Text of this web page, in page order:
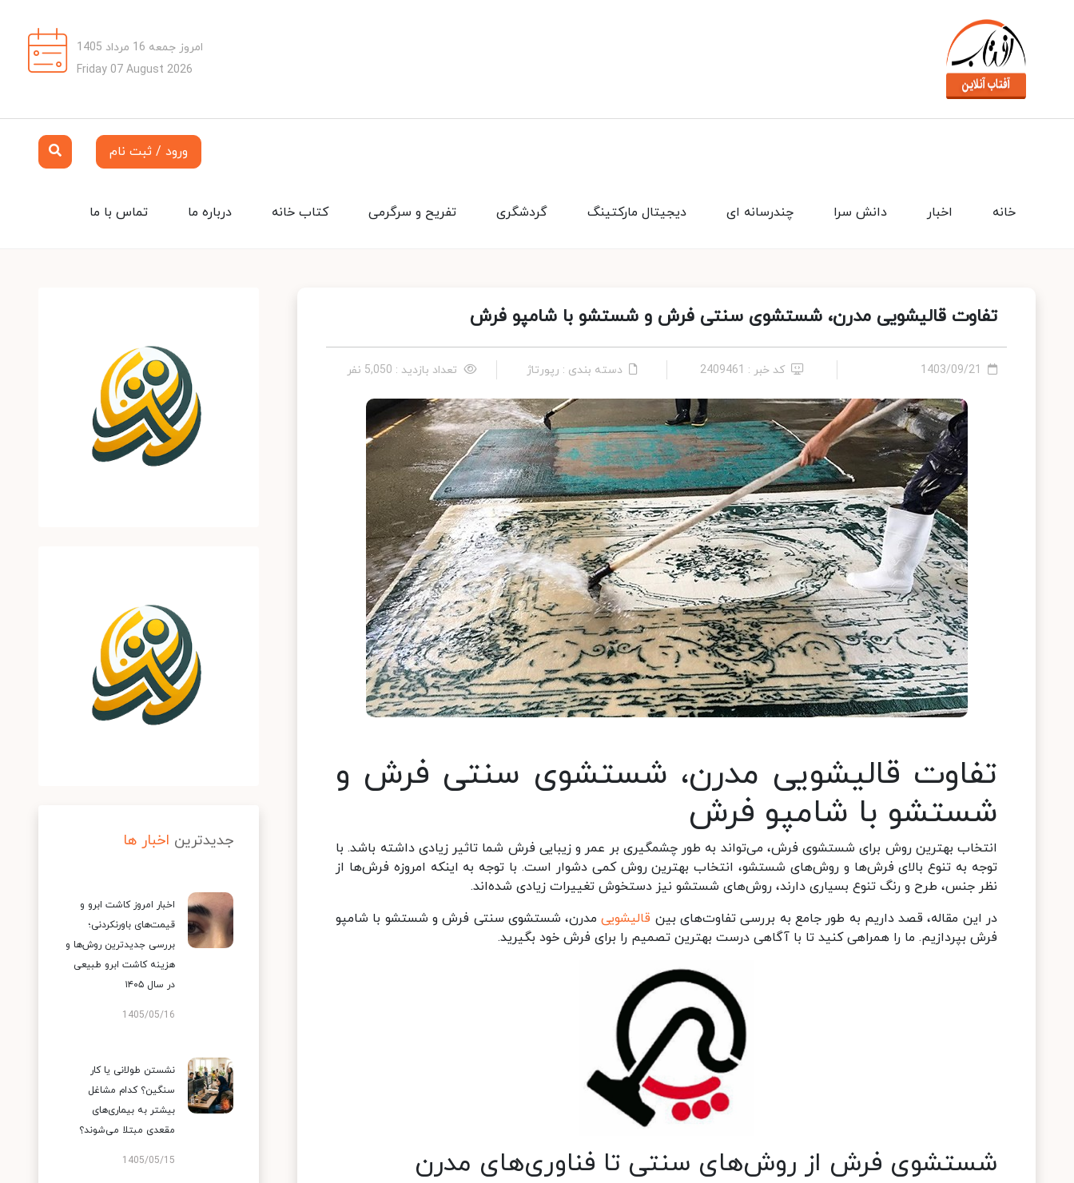
امروز جمعه 16 مرداد 1405
Friday 07 August 2026
ورود / ثبت نام
تماس با ما درباره ما کتاب خانه تفریح و سرگرمی گردشگری دیجیتال مارکتینگ چندرسانه ای دانش سرا اخبار خانه
تفاوت قالیشویی مدرن، شستشوی سنتی فرش و شستشو با شامپو فرش
1403/09/21 کد خبر : 2409461 دسته بندی : رپورتاژ تعداد بازدید : 5,050 نفر
تفاوت قالیشویی مدرن، شستشوی سنتی فرش و
شستشو با شامپو فرش
انتخاب بهترین روش برای شستشوی فرش، می‌تواند به طور چشمگیری بر عمر و زیبایی فرش شما تاثیر زیادی داشته باشد. با
توجه به تنوع بالای فرش‌ها و روش‌های شستشو، انتخاب بهترین روش کمی دشوار است. با توجه به اینکه امروزه فرش‌ها از
نظر جنس، طرح و رنگ تنوع بسیاری دارند، روش‌های شستشو نیز دستخوش تغییرات زیادی شده‌اند.
در این مقاله، قصد داریم به طور جامع به بررسی تفاوت‌های بین قالیشوییمدرن، شستشوی سنتی فرش و شستشو با شامپو
فرش بپردازیم. ما را همراهی کنید تا با آگاهی درست بهترین تصمیم را برای فرش خود بگیرید.
شستشوی فرش از روش‌های سنتی تا فناوری‌های مدرن
جدیدترین اخبار ها
اخبار امروز کاشت ابرو و
قیمت‌های باورنکردنی؛
بررسی جدیدترین روش‌ها و
هزینه کاشت ابرو طبیعی
در سال ۱۴۰۵
1405/05/16
نشستن طولانی یا کار
سنگین؟ کدام مشاغل
بیشتر به بیماری‌های
مقعدی مبتلا می‌شوند؟
1405/05/15